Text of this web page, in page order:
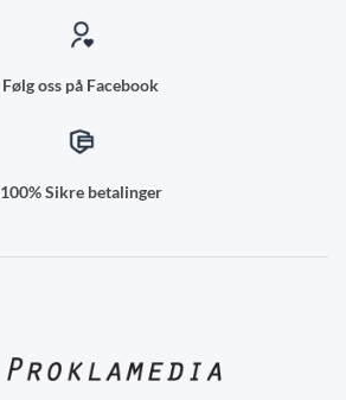
Følg oss på Facebook
100% Sikre betalinger